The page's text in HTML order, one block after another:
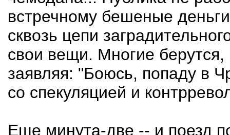
встречному бешеные
сквозь цепи
свои вещи. Многие
заявляя: "Боюсь, попаду в
со спекуляцией и
Еще минута-две -- и поезд